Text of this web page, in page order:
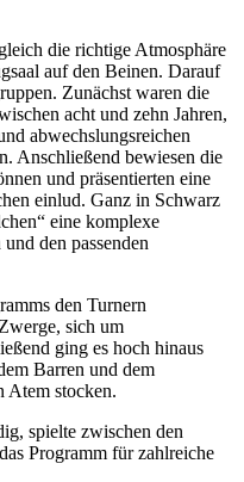
die richtige Atmosphäre
auf den Beinen. Darauf
Zunächst waren die
acht und zehn Jahren,
abwechslungsreichen
Anschließend bewiesen die
und präsentierten eine
einlud. Ganz in Schwarz
eine komplexe
den passenden
den Turnern
sich um
ging es hoch hinaus
Barren und dem
Atem stocken.
spielte zwischen den
Programm für zahlreiche